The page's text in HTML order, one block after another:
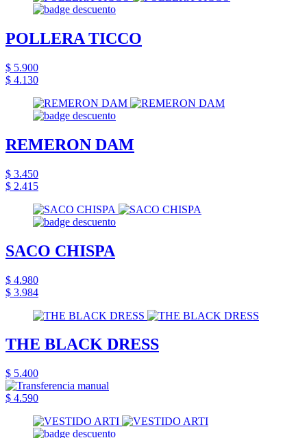
POLLERA TICCO
$ 5.900
$ 4.130
REMERON DAM
$ 3.450
$ 2.415
SACO CHISPA
$ 4.980
$ 3.984
THE BLACK DRESS
$ 5.400
$ 4.590